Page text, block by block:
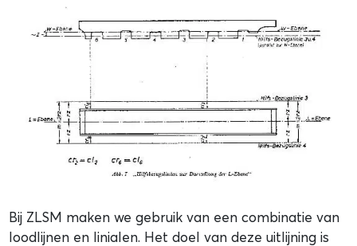
Bij ZLSM maken we gebruik van een combinatie van
loodlijnen en linialen. Het doel van deze uitlijning is